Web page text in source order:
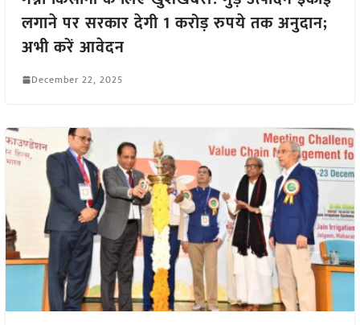
लगाने पर सरकार देगी 1 करोड़ रुपये तक अनुदान;
अभी करें आवेदन
December 22, 2025